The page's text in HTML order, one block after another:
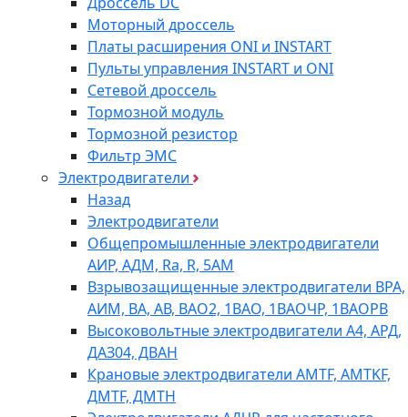
Моторный дроссель
Платы расширения ONI и INSTART
Пульты управления INSTART и ONI
Сетевой дроссель
Тормозной модуль
Тормозной резистор
Фильтр ЭМС
Электродвигатели
Назад
Электродвигатели
Общепромышленные электродвигатели
АИР, АДМ, Ra, R, 5AM
Взрывозащищенные электродвигатели ВРА,
АИМ, ВА, АВ, ВАO2, 1ВАО, 1ВАОЧР, 1ВАОРВ
Высоковольтные электродвигатели A4, АРД,
ДАЗ04, ДВАН
Крановые электродвигатели AMTF, AMTKF,
ДMTF, ДМТН